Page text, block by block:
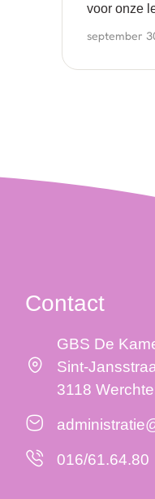
voor onze
september
Contact
GBS De
Sint-
3118
016/61.64.80